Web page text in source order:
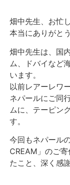
畑中先生、お忙
本当にありがと
畑中先生は、国
ム、ドバイなど
います。
以前レアーレワ
ネパールにご同
ムに、テーピン
す。
今回もネパール
CREAM」のご
たこと、深く感